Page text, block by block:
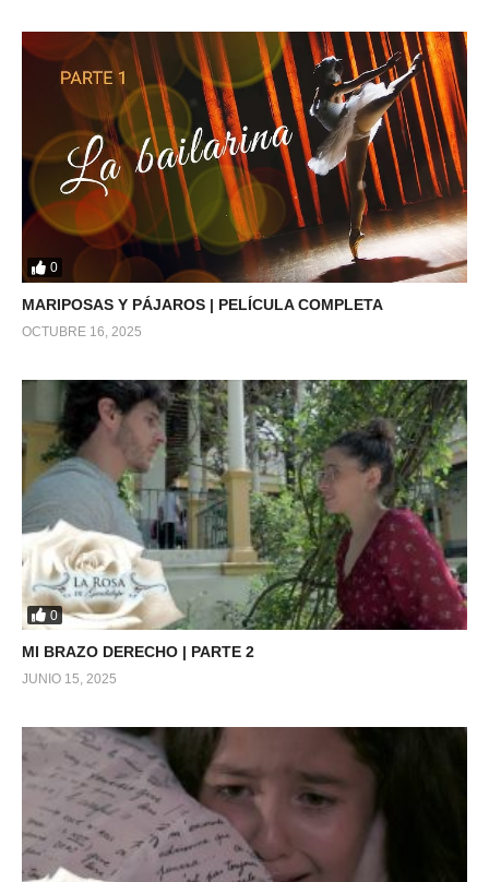
0
MARIPOSAS Y PÁJAROS | PELÍCULA COMPLETA
OCTUBRE 16, 2025
0
MI BRAZO DERECHO | PARTE 2
JUNIO 15, 2025